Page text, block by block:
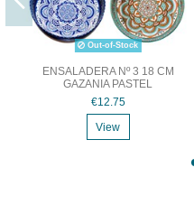
Out-of-Stock
ENSALADERA Nº 3 18 CM
GAZANIA PASTEL
€12.75
View